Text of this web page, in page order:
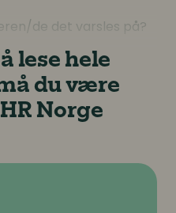
de det varsles på?
lese hele
du være
Norge